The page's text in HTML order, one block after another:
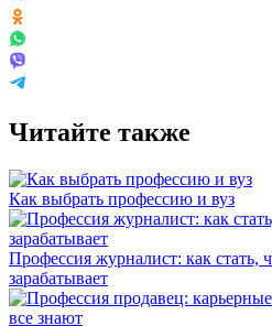
Читайте также
Как выбрать профессию и вуз
Профессия журналист: как стать,
зарабатывает